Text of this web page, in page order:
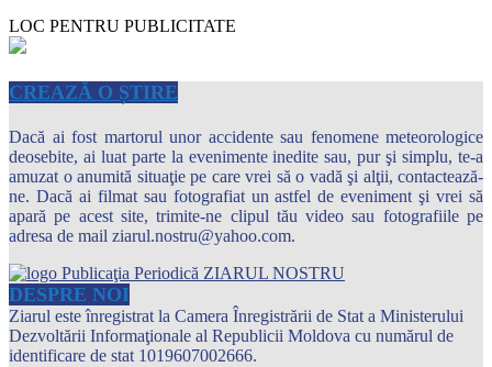
LOC PENTRU PUBLICITATE
CREAZĂ O ȘTIRE
Dacă ai fost martorul unor accidente sau fenomene meteorologice
deosebite, ai luat parte la evenimente inedite sau, pur şi simplu, te-a
amuzat o anumită situaţie pe care vrei să o vadă şi alţii, contactează-
ne. Dacă ai filmat sau fotografiat un astfel de eveniment şi vrei să
apară pe acest site, trimite-ne clipul tău video sau fotografiile pe
adresa de mail ziarul.nostru@yahoo.com.
DESPRE NOI
Ziarul este înregistrat la Camera Înregistrării de Stat a Ministerului
Dezvoltării Informaţionale al Republicii Moldova cu numărul de
identificare de stat 1019607002666.